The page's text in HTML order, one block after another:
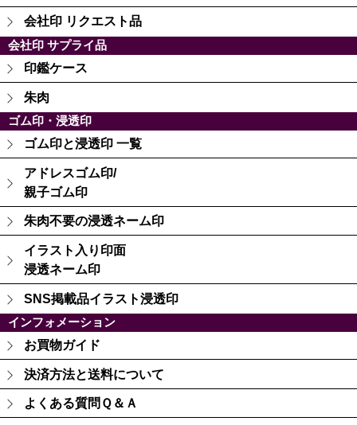
会社印 リクエスト品
会社印 サプライ品
印鑑ケース
朱肉
ゴム印・浸透印
ゴム印と浸透印 一覧
アドレスゴム印/
親子ゴム印
朱肉不要の浸透ネーム印
イラスト入り印面
浸透ネーム印
SNS掲載品イラスト浸透印
インフォメーション
お買物ガイド
決済方法と送料について
よくある質問Ｑ＆Ａ